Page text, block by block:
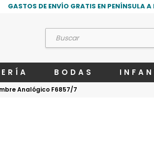
GASTOS DE ENVÍO GRATIS EN PENÍNSULA
BODAS
Analógico F6857/7